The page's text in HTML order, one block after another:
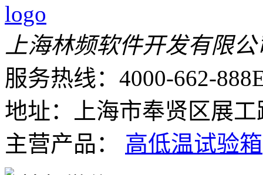
上海林频软件开发有限公
服务热线：4000-662-888
地址：上海市奉贤区展工
主营产品： 高低温试验箱